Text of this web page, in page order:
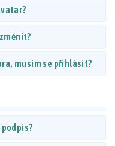
musím se přihlásit?